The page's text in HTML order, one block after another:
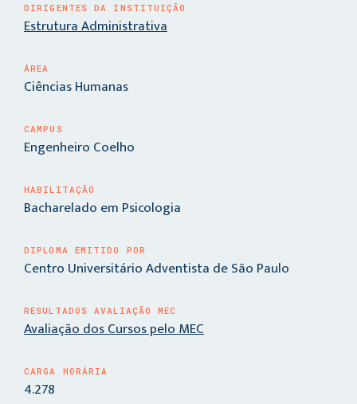
DIRIGENTES DA INSTITUIÇÃO
Estrutura Administrativa
ÁREA
Ciências Humanas
CAMPUS
Engenheiro Coelho
HABILITAÇÃO
Bacharelado em Psicologia
DIPLOMA EMITIDO POR
Centro Universitário Adventista de São Paulo
RESULTADOS AVALIAÇÃO MEC
Avaliação dos Cursos pelo MEC
CARGA HORÁRIA
4.278